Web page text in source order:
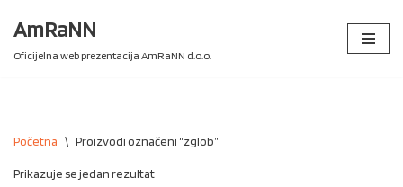
Skip
AmRaNN
Oficijelna web prezentacija AmRaNN d.o.o.
Početna \ Proizvodi označeni “zglob”
Prikazuje se jedan rezultat